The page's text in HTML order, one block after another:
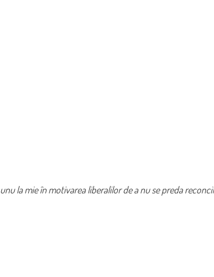
la mie în motivarea liberalilor de a nu se preda